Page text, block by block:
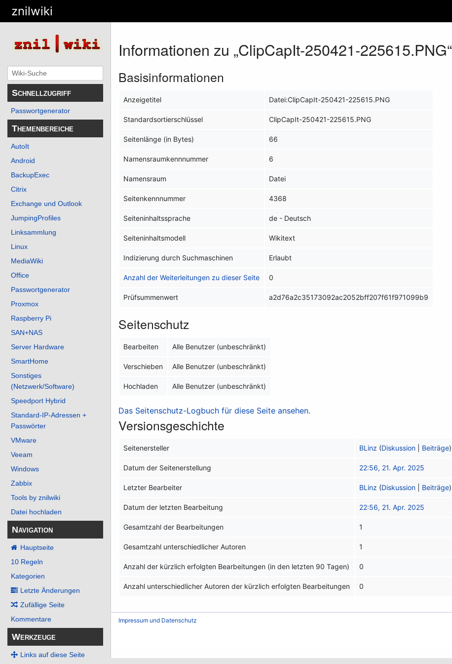
znilwiki
Schnellzugriff
Passwortgenerator
Themenbereiche
AutoIt
Android
BackupExec
Citrix
Exchange und Outlook
JumpingProfiles
Linksammlung
Linux
MediaWiki
Office
Passwortgenerator
Proxmox
Raspberry Pi
SAN+NAS
Server Hardware
SmartHome
Sonstiges
(Netzwerk/Software)
Speedport Hybrid
Standard-IP-Adressen +
Passwörter
VMware
Veeam
Windows
Zabbix
Tools by znilwiki
Datei hochladen
Navigation
Hauptseite
10 Regeln
Kategorien
Letzte Änderungen
Zufällige Seite
Kommentare
Werkzeuge
Links auf diese Seite
Informationen zu „ClipCapIt-250421-225615.PNG“
Basisinformationen
Anzeigetitel Datei:ClipCapIt-250421-225615.PNG
Standardsortierschlüssel ClipCapIt-250421-225615.PNG
Seitenlänge (in Bytes) 66
Namensraumkennnummer 6
Namensraum Datei
Seitenkennnummer 4368
Seiteninhaltssprache de - Deutsch
Seiteninhaltsmodell Wikitext
Indizierung durch Suchmaschinen Erlaubt
Anzahl der Weiterleitungen zu dieser Seite 0
Prüfsummenwert a2d76a2c35173092ac2052bff207f61f971099b9
Seitenschutz
Bearbeiten Alle Benutzer (unbeschränkt)
Verschieben Alle Benutzer (unbeschränkt)
Hochladen Alle Benutzer (unbeschränkt)
Das Seitenschutz-Logbuch für diese Seite ansehen.
Versionsgeschichte
Seitenersteller BLinz (Diskussion Beiträge)
Datum der Seitenerstellung 22:56, 21. Apr. 2025
Letzter Bearbeiter BLinz (Diskussion Beiträge)
Datum der letzten Bearbeitung 22:56, 21. Apr. 2025
Gesamtzahl der Bearbeitungen 1
Gesamtzahl unterschiedlicher Autoren 1
Anzahl der kürzlich erfolgten Bearbeitungen (in den letzten 90 Tagen) 0
Anzahl unterschiedlicher Autoren der kürzlich erfolgten Bearbeitungen 0
Impressum und Datenschutz